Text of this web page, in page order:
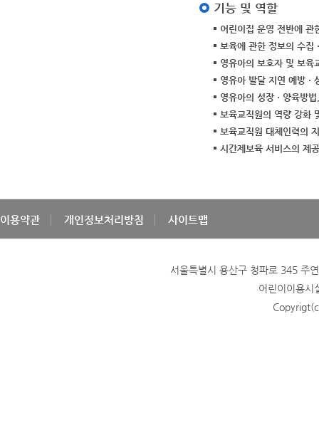
기능 및 역할
어린이집 운영 전반에 관
보육에 관한 정보의 수집
영유아의 보호자 및 보육
영유아 발달 지연 예방ㆍ
영유아의 성장ㆍ양육방
보육교직원의 역량 강화
보육교직원 대체인력의
시간제보육 서비스의 제공
이용약관 개인정보처리방침 사이트맵
서울특별시 용산구 청파로 345
어린이이용시